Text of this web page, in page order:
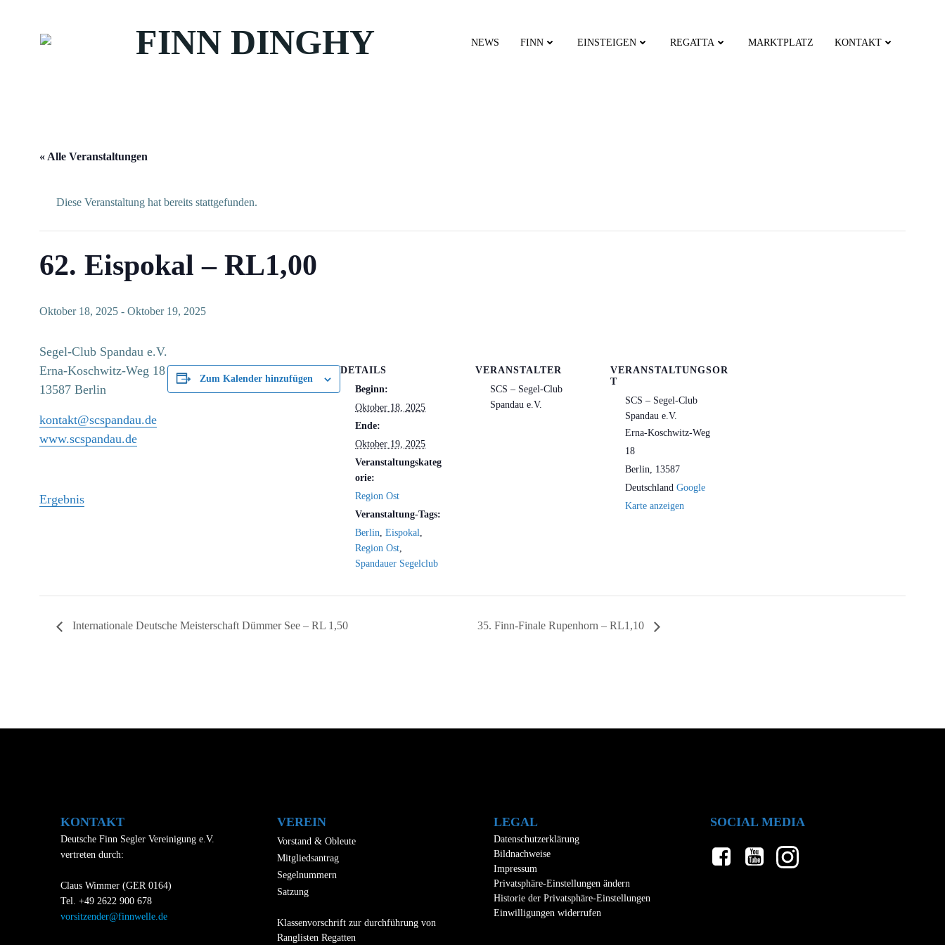
FINN DINGHY NEWS FINN EINSTEIGEN REGATTA MARKTPLATZ KONTAKT
« Alle Veranstaltungen
Diese Veranstaltung hat bereits stattgefunden.
62. Eispokal – RL1,00
Oktober 18, 2025 - Oktober 19, 2025
Segel-Club Spandau e.V.
Erna-Koschwitz-Weg 18
13587 Berlin
kontakt@scspandau.de
www.scspandau.de
Ergebnis
Zum Kalender hinzufügen
DETAILS
Beginn:
Oktober 18, 2025
Ende:
Oktober 19, 2025
Veranstaltungskateg
orie:
Region Ost
Veranstaltung-Tags:
Berlin, Eispokal,
Region Ost,
Spandauer Segelclub
VERANSTALTER
SCS – Segel-Club
Spandau e.V.
VERANSTALTUNGSOR
T
SCS – Segel-Club
Spandau e.V.
Erna-Koschwitz-Weg
18
Berlin, 13587
Deutschland Google
Karte anzeigen
Internationale Deutsche Meisterschaft Dümmer See – RL 1,50 35. Finn-Finale Rupenhorn – RL1,10
KONTAKT
Deutsche Finn Segler Vereinigung e.V.
vertreten durch:
Claus Wimmer (GER 0164)
Tel. +49 2622 900 678
vorsitzender@finnwelle.de
VEREIN
Vorstand & Obleute
Mitgliedsantrag
Segelnummern
Satzung
Klassenvorschrift zur durchführung von
Ranglisten Regatten
LEGAL
Datenschutzerklärung
Bildnachweise
Impressum
Privatsphäre-Einstellungen ändern
Historie der Privatsphäre-Einstellungen
Einwilligungen widerrufen
SOCIAL MEDIA